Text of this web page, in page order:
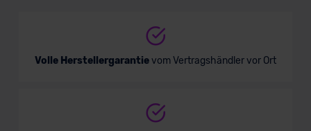
Volle Herstellergarantievom Vertragshändler vor Ort